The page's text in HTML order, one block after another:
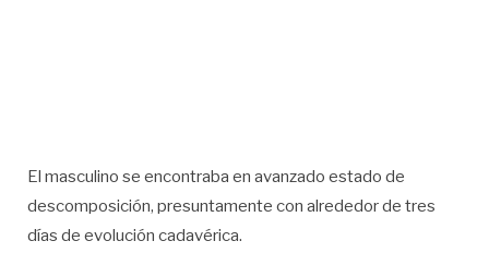
El masculino se encontraba en avanzado estado de
descomposición, presuntamente con alrededor de tres
días de evolución cadavérica.